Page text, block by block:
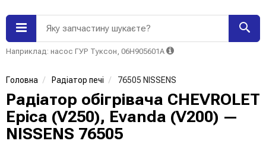
Яку запчастину шукаєте?
Наприклад: насос ГУР Туксон, 06H905601A
Головна Радіатор печі 76505 NISSENS
Радіатор обігрівача CHEVROLET
Epica (V250), Evanda (V200) —
NISSENS 76505